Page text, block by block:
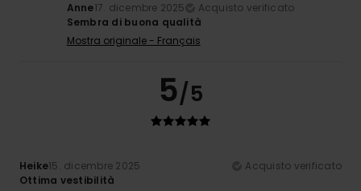
Anne17. dicembre 2025
Acquisto verificato
Sembra di buona qualità
Mostra originale - Français
5/5
Heike15. dicembre 2025
Acquisto verificato
Ottima vestibilità